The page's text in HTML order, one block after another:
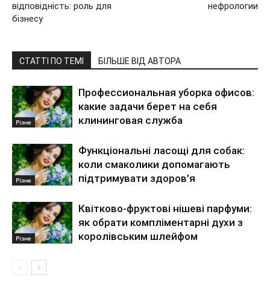
відповідність: роль для
бізнесу
нефрологии
СТАТТІ ПО ТЕМІ БІЛЬШЕ ВІД АВТОРА
Різне
Профессиональная уборка офисов:
какие задачи берет на себя
клининговая служба
Різне
Функціональні ласощі для собак:
коли смаколики допомагають
підтримувати здоров’я
Різне
Квітково-фруктові нішеві парфуми:
як обрати компліментарні духи з
королівським шлейфом